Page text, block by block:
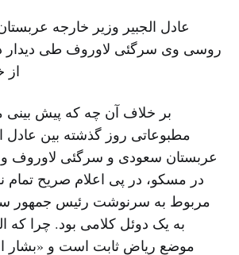
عادل الجبیر وزیر خارجه
روسی وی سرگئی لاوروف طی
از
بر خلاف آن چه که پیش
مطبوعاتی روز گذشته بین عادل
عربستان سعودی و سرگئی لاوروف
در مسکو، در پی اعلام صریح تمام
مربوط به سرنوشت رئیس جمهور
به یک دوئل کلامی بود. چرا که
موضع ریاض ثابت است و «بشار